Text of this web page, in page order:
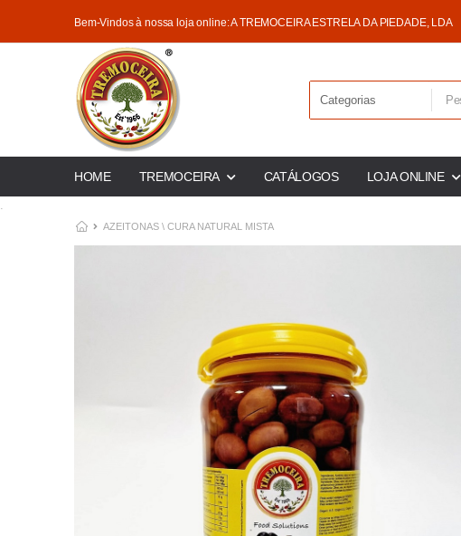
Bem-Vindos à nossa loja online: A TREMOCEIRA ESTRELA DA PIEDADE, LDA
HOME TREMOCEIRA CATÁLOGOS LOJA ONLINE
.
AZEITONAS \ CURA NATURAL MISTA